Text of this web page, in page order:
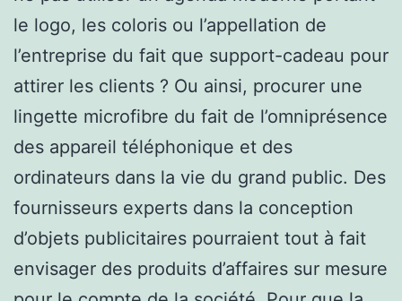
le logo, les coloris ou l’appellation de
l’entreprise du fait que support-cadeau pour
attirer les clients ? Ou ainsi, procurer une
lingette microfibre du fait de l’omniprésence
des appareil téléphonique et des
ordinateurs dans la vie du grand public. Des
fournisseurs experts dans la conception
d’objets publicitaires pourraient tout à fait
envisager des produits d’affaires sur mesure